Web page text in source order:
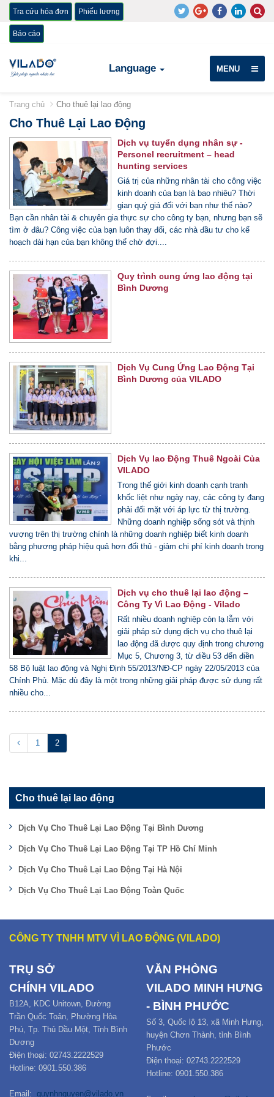
Tra cứu hóa đơn Phiếu lương
Báo cáo
Language MENU
Trang chủ Cho thuê lại lao động
Cho Thuê Lại Lao Động
Dịch vụ tuyển dụng nhân sự -
Personel recruitment – head
hunting services
Giá trị của những nhân tài cho công việc
kinh doanh của bạn là bao nhiêu? Thời
gian quý giá đối với bạn như thế nào?
Bạn cần nhân tài & chuyên gia thực sự cho công ty bạn, nhưng bạn sẽ
tìm ở đâu? Công việc của bạn luôn thay đổi, các nhà đầu tư cho kế
hoạch dài hạn của bạn không thể chờ đợi....
Quy trình cung ứng lao động tại
Bình Dương
Dịch Vụ Cung Ứng Lao Động Tại
Bình Dương của VILADO
Dịch Vụ lao Động Thuê Ngoài Của
VILADO
Trong thế giới kinh doanh cạnh tranh
khốc liệt như ngày nay, các công ty đang
phải đối mặt với áp lực từ thị trường.
Những doanh nghiệp sống sót và thịnh
vượng trên thị trường chính là những doanh nghiệp biết kinh doanh
bằng phương pháp hiệu quả hơn đối thủ - giảm chi phí kinh doanh trong
khi...
Dịch vụ cho thuê lại lao động –
Công Ty Vì Lao Động - Vilado
Rất nhiều doanh nghiệp còn lạ lẫm với
giải pháp sử dụng dịch vụ cho thuê lại
lao động đã được quy định trong chương
Mục 5, Chương 3, từ điều 53 đến điền
58 Bộ luật lao động và Nghị Định 55/2013/NĐ-CP ngày 22/05/2013 của
Chính Phủ. Mặc dù đây là một trong những giải pháp được sử dụng rất
nhiều cho...
1 2
Cho thuê lại lao động
Dịch Vụ Cho Thuê Lại Lao Động Tại Bình Dương
Dịch Vụ Cho Thuê Lại Lao Động Tại TP Hồ Chí Minh
Dịch Vụ Cho Thuê Lại Lao Động Tại Hà Nội
Dịch Vụ Cho Thuê Lại Lao Động Toàn Quốc
CÔNG TY TNHH MTV VÌ LAO ĐỘNG (VILADO)
TRỤ SỞ
CHÍNH VILADO
B12A, KDC Unitown, Đường
Trần Quốc Toản, Phường Hòa
Phú Tp. Thủ Dầu Một, Tỉnh Bình
Dương
Điện thoại: 02743.2222529
Hotline: 0901.550.386
Email: quynhnguyen@vilado.vn
VĂN PHÒNG
VILADO MINH HƯNG
- BÌNH PHƯỚC
Số 3, Quốc lộ 13, xã Minh Hưng,
huyện Chơn Thành, tỉnh Bình
Phước
Điện thoại: 02743.2222529
Hotline: 0901.550.386